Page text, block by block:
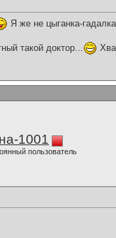
Я же не цыганка-
такой доктор...
1001
пользователь